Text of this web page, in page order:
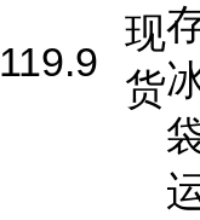
119.9
现
货